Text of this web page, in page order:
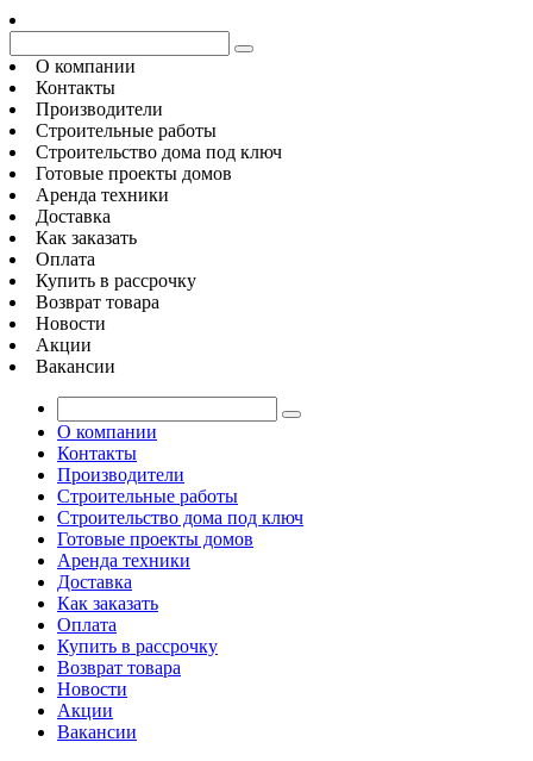
О компании
Контакты
Производители
Строительные работы
Строительство дома под ключ
Готовые проекты домов
Аренда техники
Доставка
Как заказать
Оплата
Купить в рассрочку
Возврат товара
Новости
Акции
Вакансии
О компании
Контакты
Производители
Строительные работы
Строительство дома под ключ
Готовые проекты домов
Аренда техники
Доставка
Как заказать
Оплата
Купить в рассрочку
Возврат товара
Новости
Акции
Вакансии